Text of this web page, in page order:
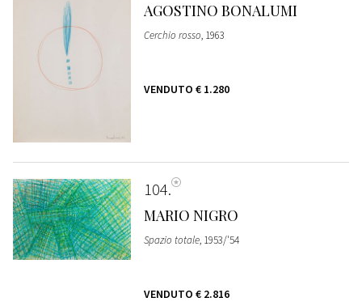
AGOSTINO BONALUMI
Cerchio rosso, 1963
VENDUTO € 1.280
104
MARIO NIGRO
Spazio totale, 1953/'54
VENDUTO € 2.816